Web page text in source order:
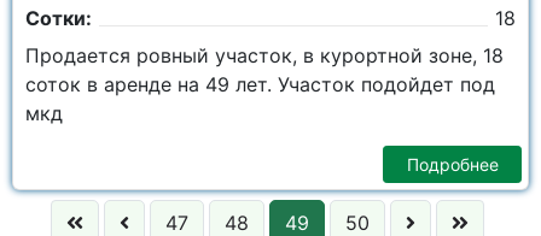
Сотки:
18
Продается ровный участок, в курортной зоне, 18
соток в аренде на 49 лет. Участок подойдет под
мкд
Подробнее
47 48 49 50